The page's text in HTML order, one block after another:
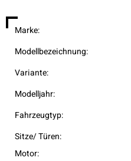
Marke:
Modellbezeichnung:
Variante:
Modelljahr:
Fahrzeugtyp:
Sitze/ Türen:
Motor: